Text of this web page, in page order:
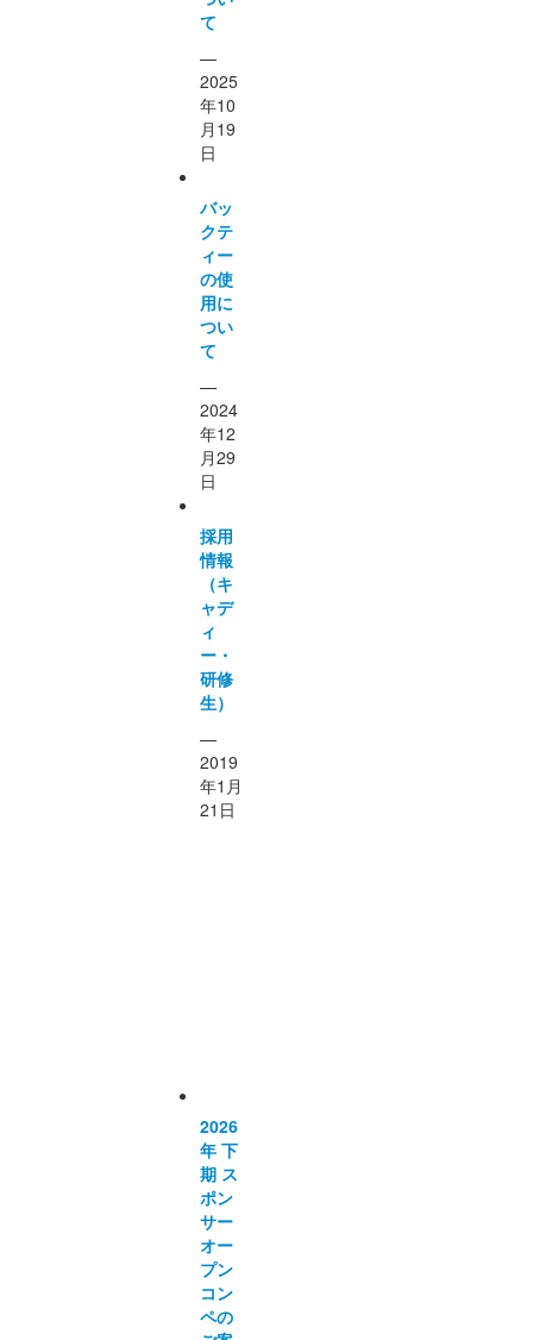
て
—
2025
年10
月19
日
バッ
クテ
ィー
の使
用に
つい
て
—
2024
年12
月29
日
採用
情報
（キ
ャデ
ィ
ー・
研修
生）
—
2019
年1月
21日
2026
年 下
期 ス
ポン
サー
オー
プン
コン
ペの